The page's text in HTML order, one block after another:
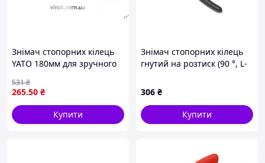
Знімач стопорних кілець
YATO 180мм для зручного
пошкоджень
265.50 ₴
531₴
Купити
Знімач стопорних кілець
гнутий на розтиск (90 °, L-
306 ₴
Купити